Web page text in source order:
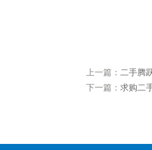
上一篇： 二手腾
下一篇： 求购二